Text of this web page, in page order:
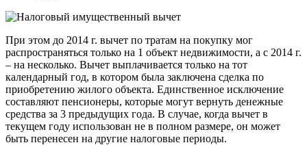
При этом до 2014 г. вычет по тратам на покупку мог
распространяться только на 1 объект недвижимости, а с 2014 г.
– на несколько. Вычет выплачивается только на тот
календарный год, в котором была заключена сделка по
приобретению жилого объекта. Единственное исключение
составляют пенсионеры, которые могут вернуть денежные
средства за 3 предыдущих года. В случае, когда вычет в
текущем году использован не в полном размере, он может
быть перенесен на другие налоговые периоды.